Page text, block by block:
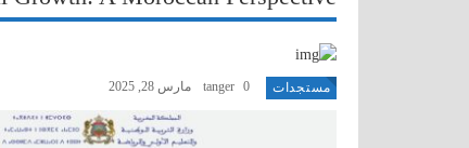
مستجدات 0
tanger مارس 28, 2025